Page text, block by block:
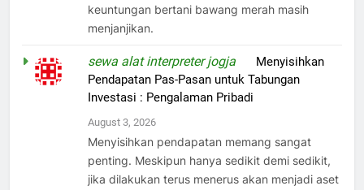
keuntungan bertani bawang merah masih
menjanjikan.
sewa alat interpreter jogja
Menyisihkan
Pendapatan Pas-Pasan untuk Tabungan
Investasi : Pengalaman Pribadi
August 3, 2026
Menyisihkan pendapatan memang sangat
penting. Meskipun hanya sedikit demi sedikit,
jika dilakukan terus menerus akan menjadi aset